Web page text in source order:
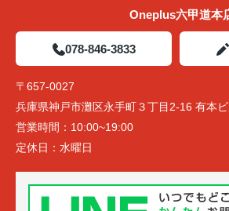
Oneplus六甲道本
078-846-3833
〒657-0027
兵庫県神戸市灘区永手町３丁目2-16 有本
営業時間： 10:00~19:00
定休日： 水曜日